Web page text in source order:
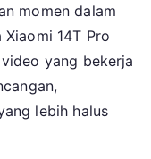
momen dalam
14T Pro
yang bekerja
lebih halus